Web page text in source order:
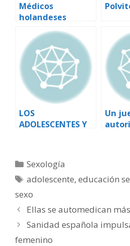
Médicos
holandeses
admiten tener
sexo con
pacientes
LOS
ADOLESCENTES Y
Un
Categorías
Sexología
Etiquetas
adolescente,educación
sexo
Ellas se automedican más
Sanidad española
femenino